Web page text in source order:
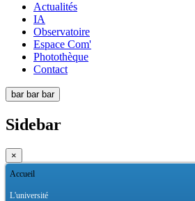
Actualités
IA
Observatoire
Espace Com'
Photothèque
Contact
bar bar bar
Sidebar
×
Accueil
L'université